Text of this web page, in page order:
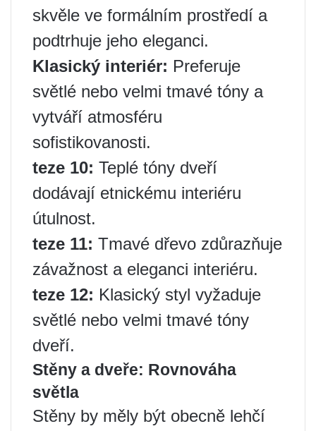
skvěle ve formálním prostředí a
podtrhuje jeho eleganci.
Klasický interiér: Preferuje
světlé nebo velmi tmavé tóny a
vytváří atmosféru
sofistikovanosti.
teze 10: Teplé tóny dveří
dodávají etnickému interiéru
útulnost.
teze 11: Tmavé dřevo zdůrazňuje
závažnost a eleganci interiéru.
teze 12: Klasický styl vyžaduje
světlé nebo velmi tmavé tóny
dveří.
Stěny a dveře: Rovnováha
světla
Stěny by měly být obecně lehčí